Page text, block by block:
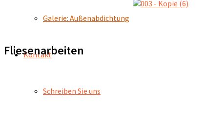
Galerie: Außenabdichtung
Kontakt
Schreiben Sie uns
Fliesenarbeiten